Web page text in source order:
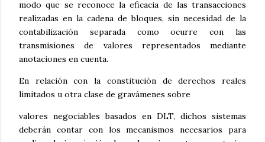
modo que se reconoce la eficacia de las transacciones
realizadas en la cadena de bloques, sin necesidad de la
contabilización separada como ocurre con las
transmisiones de valores representados mediante
anotaciones en cuenta.
En relación con la constitución de derechos reales
limitados u otra clase de gravámenes sobre
valores negociables basados en DLT, dichos sistemas
deberán contar con los mecanismos necesarios para